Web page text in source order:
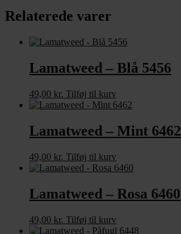
Relaterede varer
Lamatweed – Blå 5456
49,00 kr. Tilføj til kurv
Lamatweed – Mint 6462
49,00 kr. Tilføj til kurv
Lamatweed – Rosa 6460
49,00 kr. Tilføj til kurv